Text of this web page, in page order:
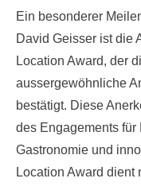
Ein besonderer
David Geisser ist die
Location Award, der
aussergewöhnliche
bestätigt. Diese
des Engagements
Gastronomie und
Location Award dient